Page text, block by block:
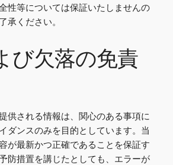
性等については保証いたしませんの
承ください。
び欠落の免責
供される情報は、関心のある事項に
ダンスのみを目的としています。当
が最新かつ正確であることを保証す
防措置を講じたとしても、エラーが